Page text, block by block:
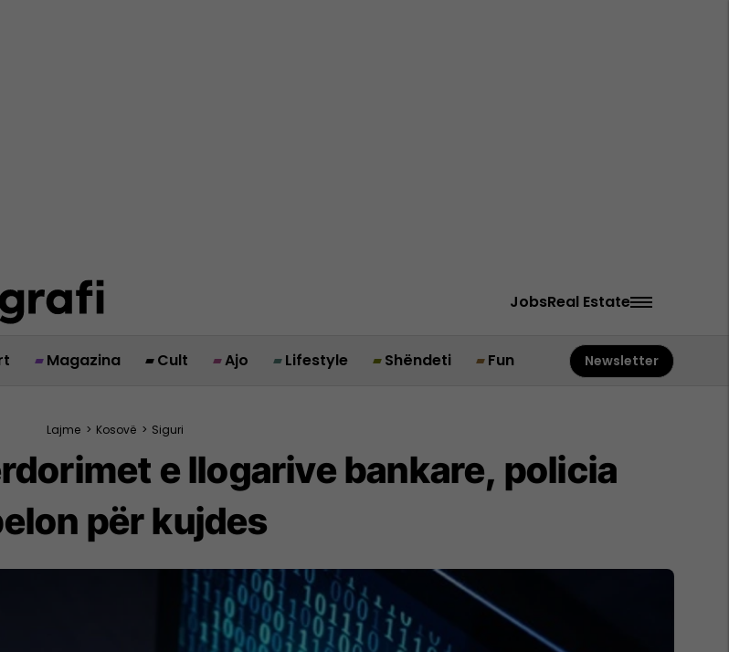
JobsReal Estate
Magazina Cult Ajo Lifestyle Shëndeti Fun Newsletter
Lajme > Kosovë > Siguri
e llogarive bankare, policia
për kujdes